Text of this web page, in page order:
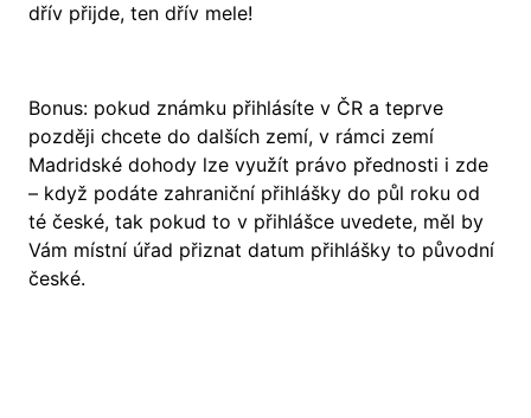
dřív přijde, ten dřív mele!
Bonus: pokud známku přihlásíte v ČR a teprve
později chcete do dalších zemí, v rámci zemí
Madridské dohody lze využít právo přednosti i zde
– když podáte zahraniční přihlášky do půl roku od
té české, tak pokud to v přihlášce uvedete, měl by
Vám místní úřad přiznat datum přihlášky to původní
české.